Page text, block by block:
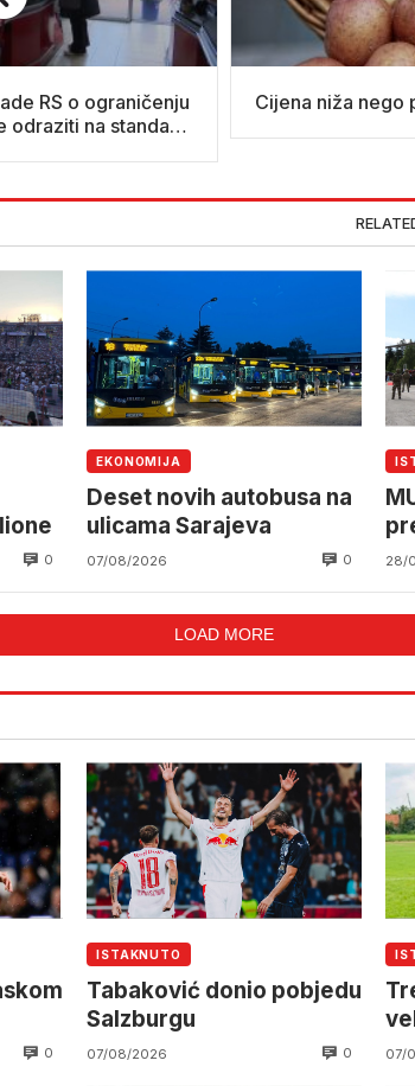
RS o ograničenju
odraziti na standard
Cijena niža nego
0
EKONOMIJA
Deset novih autobusa na
ulicama Sarajeva
07/08/2026 0 28/
LOAD MORE
0
ISTAKNUTO
Tabaković donio pobjedu
Salzburgu
07/08/2026 0 07/